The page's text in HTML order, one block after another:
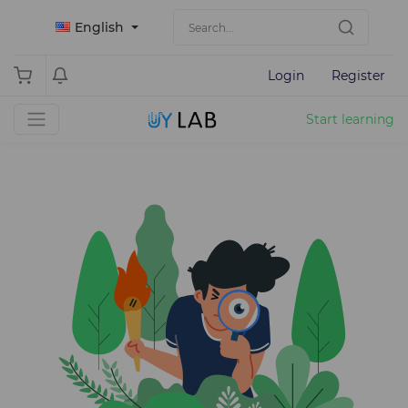
English
Login Register
Start learning